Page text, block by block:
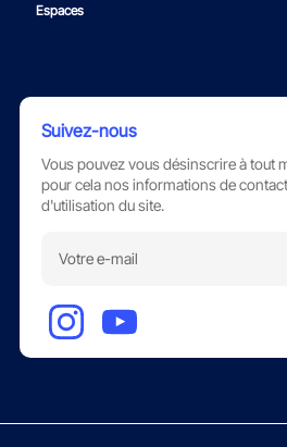
Espaces
Suivez-nous
Vous pouvez vous désinscrire à tout
pour cela nos informations de
d'utilisation du site.